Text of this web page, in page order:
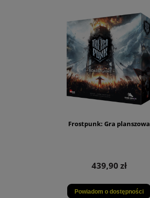
Frostpunk: Gra planszowa
439,90 zł
Powiadom o dostępności